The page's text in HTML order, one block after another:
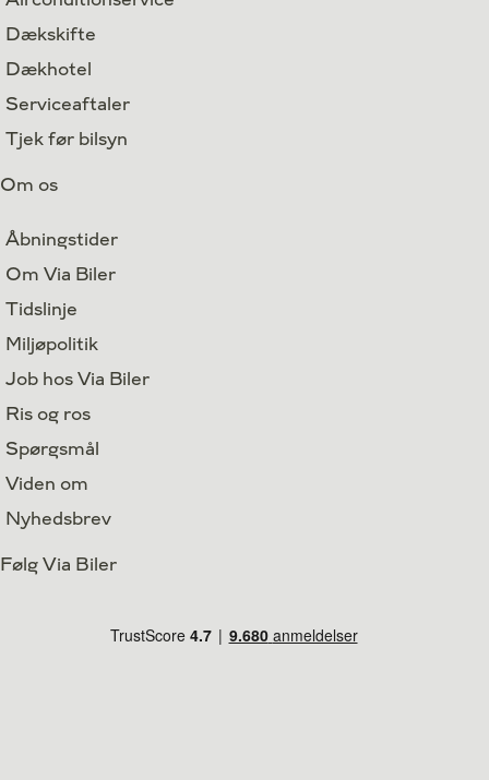
Dækskifte
Dækhotel
Serviceaftaler
Tjek før bilsyn
Om os
Åbningstider
Om Via Biler
Tidslinje
Miljøpolitik
Job hos Via Biler
Ris og ros
Spørgsmål
Viden om
Nyhedsbrev
Følg Via Biler